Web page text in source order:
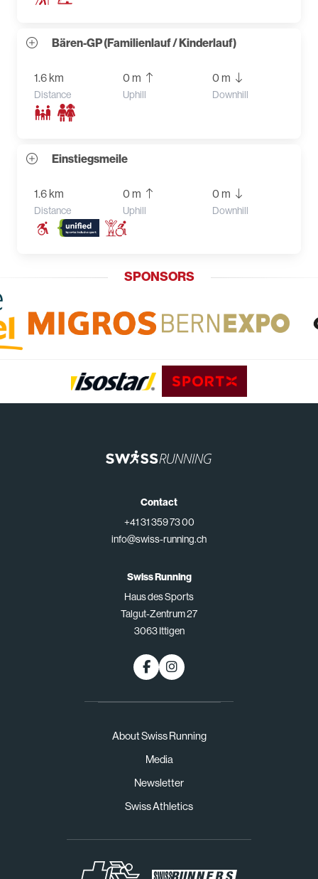
Bären-GP (Familienlauf / Kinderlauf)
1.6 km
Distance
0 m
Uphill
0 m
Downhill
Einstiegsmeile
1.6 km
Distance
0 m
Uphill
0 m
Downhill
SPONSORS
About Swiss Running
Media
Newsletter
Swiss Athletics
Contact
+41 31 359 73 00
info@swiss-running.ch
Swiss Running
Haus des Sports
Talgut-Zentrum 27
3063 Ittigen